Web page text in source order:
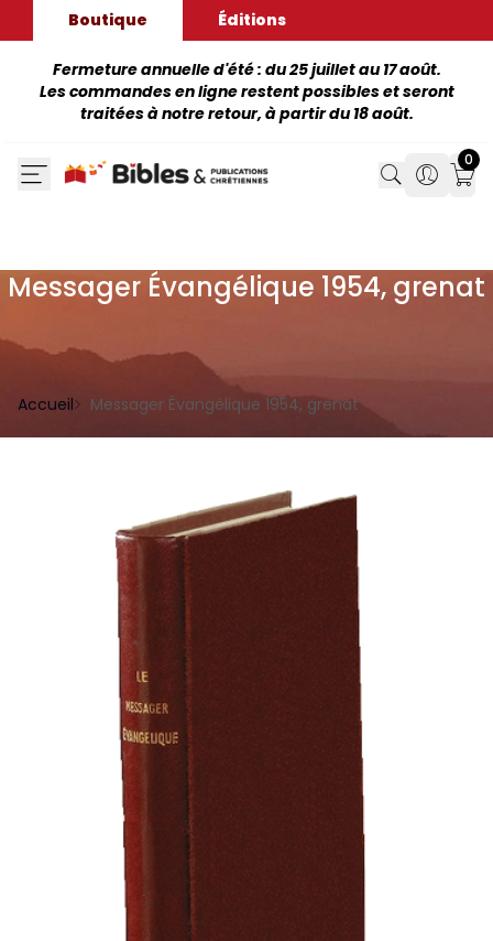
Boutique Éditions
Fermeture annuelle d'été : du 25 juillet au 17 août.
Les commandes en ligne restent possibles et seront
traitées à notre retour, à partir du 18 août.
Search
Search
0
Messager Évangélique 1954, grenat
Accueil Messager Évangélique 1954, grenat